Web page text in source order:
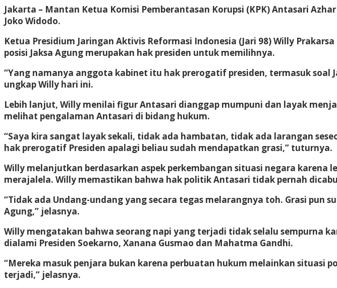
Jakarta – Mantan Ketua Komisi Pemberantasan Korupsi (KPK) Antasari
Joko Widodo.
Ketua Presidium Jaringan Aktivis Reformasi Indonesia (Jari 98) Willy
posisi Jaksa Agung merupakan hak presiden untuk memilihnya.
“Yang namanya anggota kabinet itu hak prerogatif presiden, termasuk soal
ungkap Willy hari ini.
Lebih lanjut, Willy menilai figur Antasari dianggap mumpuni dan layak
melihat pengalaman Antasari di bidang hukum.
“Saya kira sangat layak sekali, tidak ada hambatan, tidak ada larangan
hak prerogatif Presiden apalagi beliau sudah mendapatkan grasi,” tuturnya.
Willy melanjutkan berdasarkan aspek perkembangan situasi negara
merajalela. Willy memastikan bahwa hak politik Antasari tidak pernah
“Tidak ada Undang-undang yang secara tegas melarangnya toh. Grasi pun
Agung,” jelasnya.
Willy mengatakan bahwa seorang napi yang terjadi tidak selalu sempurna
dialami Presiden Soekarno, Xanana Gusmao dan Mahatma Gandhi.
“Mereka masuk penjara bukan karena perbuatan hukum melainkan
terjadi,” jelasnya.